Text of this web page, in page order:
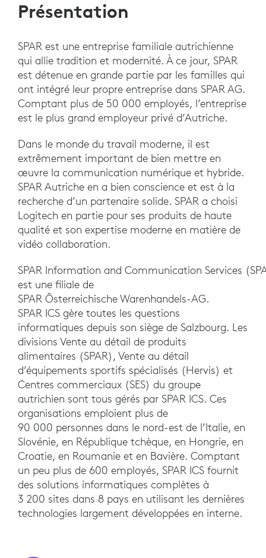
Présentation
SPAR est une entreprise familiale autrichienne
qui allie tradition et modernité. À ce jour, SPAR
est détenue en grande partie par les familles qui
ont intégré leur propre entreprise dans SPAR AG.
Comptant plus de 50 000 employés, l’entreprise
est le plus grand employeur privé d’Autriche.
Dans le monde du travail moderne, il est
extrêmement important de bien mettre en
œuvre la communication numérique et hybride.
SPAR Autriche en a bien conscience et est à la
recherche d’un partenaire solide. SPAR a choisi
Logitech en partie pour ses produits de haute
qualité et son expertise moderne en matière de
vidéo collaboration.
SPAR Information and Communication Services
est une filiale de
SPAR Österreichische Warenhandels-AG.
SPAR ICS gère toutes les questions
informatiques depuis son siège de Salzbourg. Les
divisions Vente au détail de produits
alimentaires (SPAR), Vente au détail
d’équipements sportifs spécialisés (Hervis) et
Centres commerciaux (SES) du groupe
autrichien sont tous gérés par SPAR ICS. Ces
organisations emploient plus de
90 000 personnes dans le nord-est de l’Italie, en
Slovénie, en République tchèque, en Hongrie, en
Croatie, en Roumanie et en Bavière. Comptant
un peu plus de 600 employés, SPAR ICS fournit
des solutions informatiques complètes à
3 200 sites dans 8 pays en utilisant les dernières
technologies largement développées en interne.